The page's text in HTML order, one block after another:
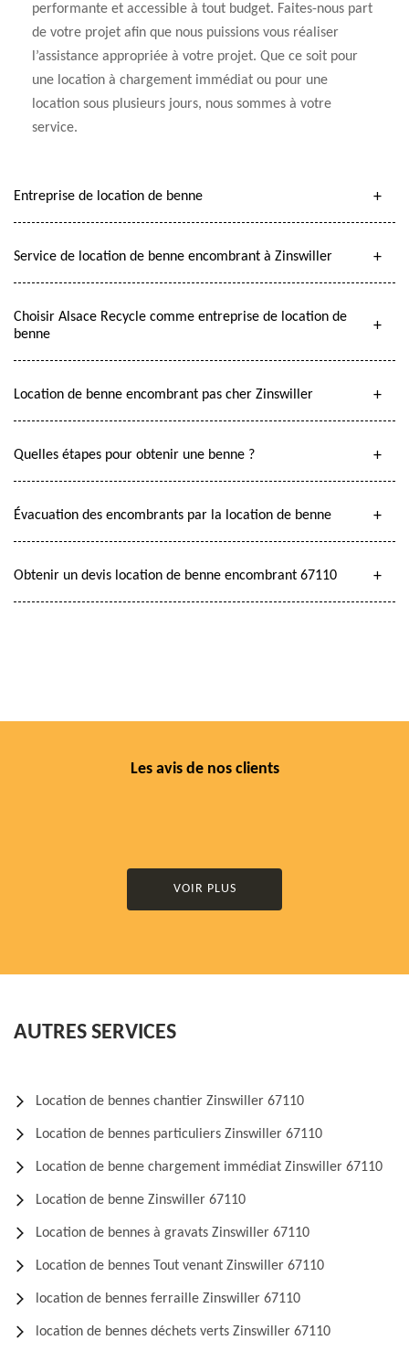
performante et accessible à tout budget. Faites-nous part
de votre projet afin que nous puissions vous réaliser
l’assistance appropriée à votre projet. Que ce soit pour
une location à chargement immédiat ou pour une
location sous plusieurs jours, nous sommes à votre
service.
Entreprise de location de benne
Service de location de benne encombrant à Zinswiller
Choisir Alsace Recycle comme entreprise de location de
benne
Location de benne encombrant pas cher Zinswiller
Quelles étapes pour obtenir une benne ?
Évacuation des encombrants par la location de benne
Obtenir un devis location de benne encombrant 67110
Les avis de nos clients
VOIR PLUS
AUTRES SERVICES
Location de bennes chantier Zinswiller 67110
Location de bennes particuliers Zinswiller 67110
Location de benne chargement immédiat Zinswiller 67110
Location de benne Zinswiller 67110
Location de bennes à gravats Zinswiller 67110
Location de bennes Tout venant Zinswiller 67110
location de bennes ferraille Zinswiller 67110
location de bennes déchets verts Zinswiller 67110